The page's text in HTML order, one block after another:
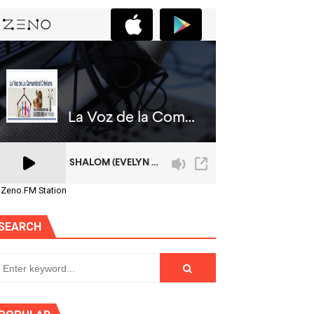
Station